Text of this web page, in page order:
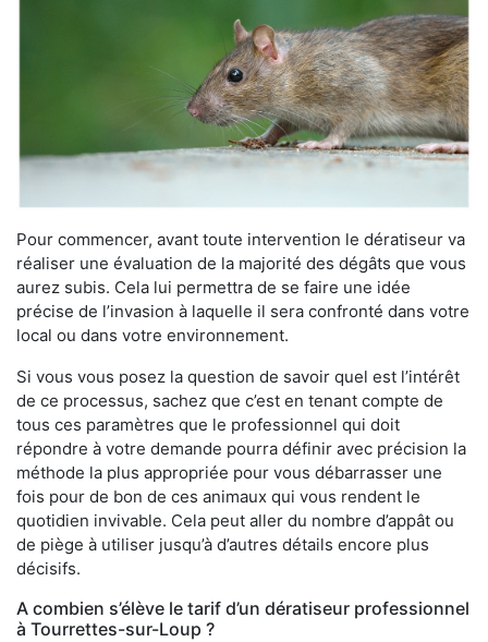
Pour commencer, avant toute intervention le dératiseur va
réaliser une évaluation de la majorité des dégâts que vous
aurez subis. Cela lui permettra de se faire une idée
précise de l’invasion à laquelle il sera confronté dans votre
local ou dans votre environnement.
Si vous vous posez la question de savoir quel est l’intérêt
de ce processus, sachez que c’est en tenant compte de
tous ces paramètres que le professionnel qui doit
répondre à votre demande pourra définir avec précision la
méthode la plus appropriée pour vous débarrasser une
fois pour de bon de ces animaux qui vous rendent le
quotidien invivable. Cela peut aller du nombre d’appât ou
de piège à utiliser jusqu’à d’autres détails encore plus
décisifs.
A combien s’élève le tarif d’un dératiseur professionnel
à Tourrettes-sur-Loup ?